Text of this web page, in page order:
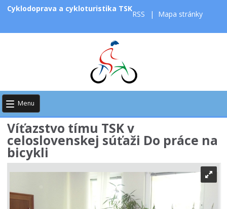
Cyklodoprava a cykloturistika TSK
RSS | Mapa stránky
Menu
Víťazstvo tímu TSK v
celoslovenskej súťaži Do práce na
bicykli